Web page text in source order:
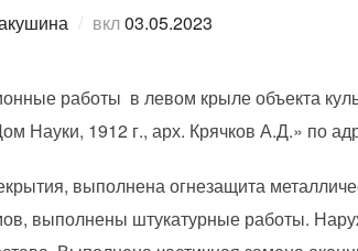
вклОпубликовано
03.05.2023
работы в левом крыле объекта
Науки, 1912 г., арх. Крячков А.Д.» по
выполнена огнезащита
выполнены штукатурные работы.